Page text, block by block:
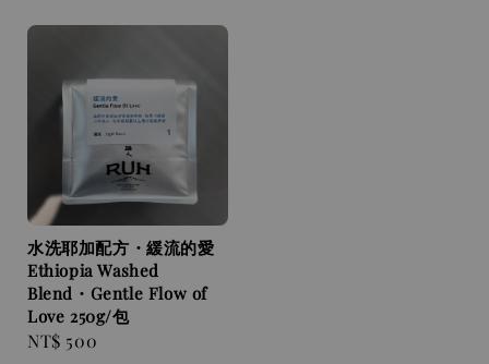
水洗耶加配方・緩流的愛
Ethiopia Washed
Blend・Gentle Flow of
Love 250g/包
Regular
NT$ 500